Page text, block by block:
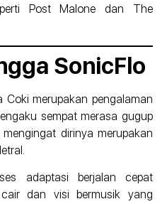
Post Malone dan The
SonicFlo
Coki merupakan pengalaman
sempat merasa gugup
dirinya merupakan
adaptasi berjalan cepat
dan visi bermusik yang